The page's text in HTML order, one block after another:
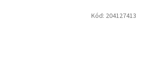
Kód: 204127413